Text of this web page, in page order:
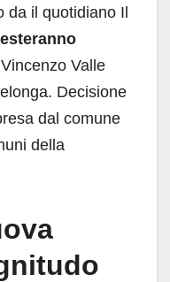
da il quotidiano Il
Valle
Decisione
dal comune
della